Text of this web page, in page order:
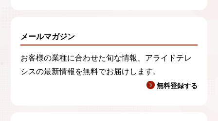
メールマガジン
お客様の業種に合わせた旬な情報、アライドテレ
シスの最新情報を無料でお届けします。
無料登録する